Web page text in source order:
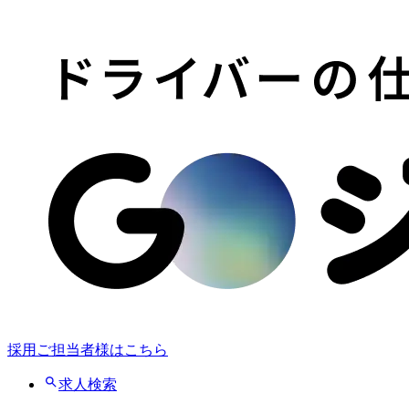
採用ご担当者様はこちら
求人検索